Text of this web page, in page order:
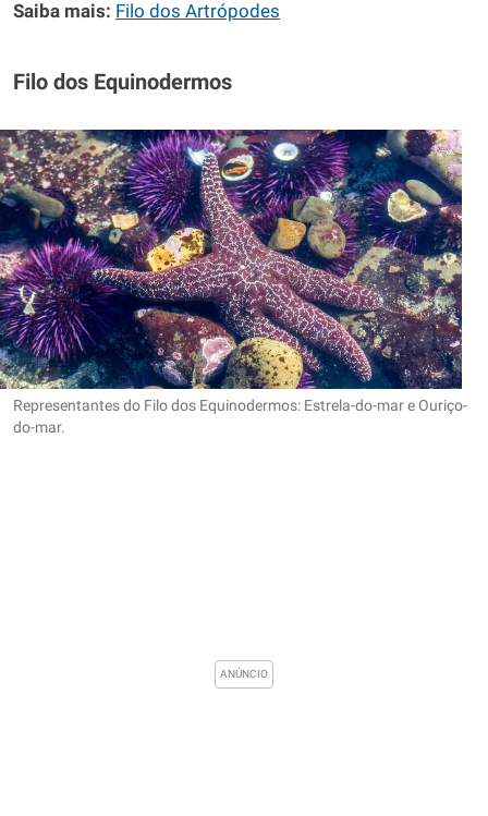
Saiba mais: Filo dos Artrópodes
Filo dos Equinodermos
Representantes do Filo dos Equinodermos: Estrela-do-mar e Ouriço-
do-mar.